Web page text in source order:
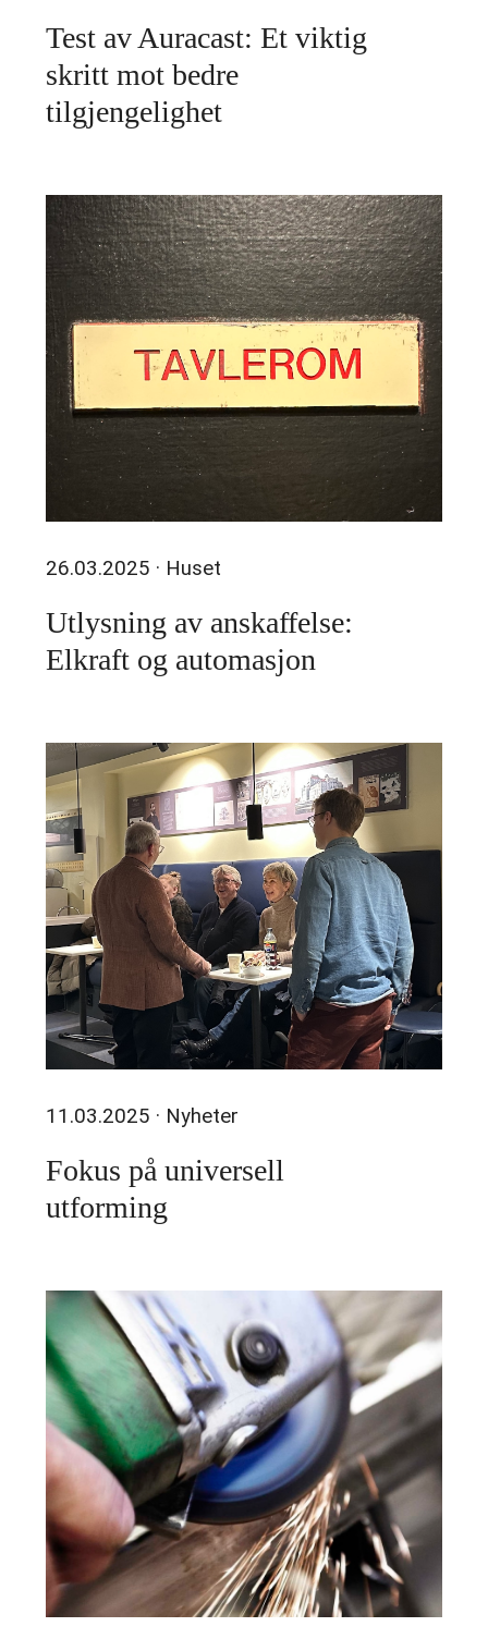
Test av Auracast: Et viktig
skritt mot bedre
tilgjengelighet
26.03.2025 · Huset
Utlysning av anskaffelse:
Elkraft og automasjon
11.03.2025 · Nyheter
Fokus på universell
utforming